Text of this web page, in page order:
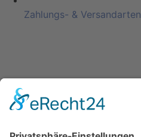
Zahlungs- & Versandarten